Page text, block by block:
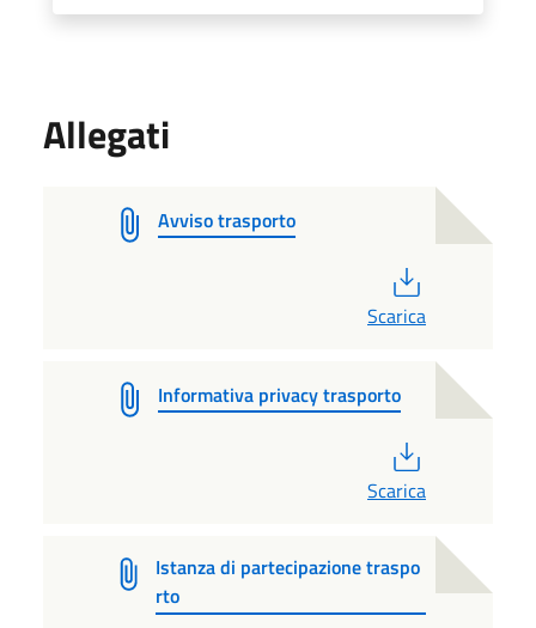
Allegati
Avviso trasporto
Scarica
Informativa privacy trasporto
Scarica
Istanza di partecipazione traspo
rto